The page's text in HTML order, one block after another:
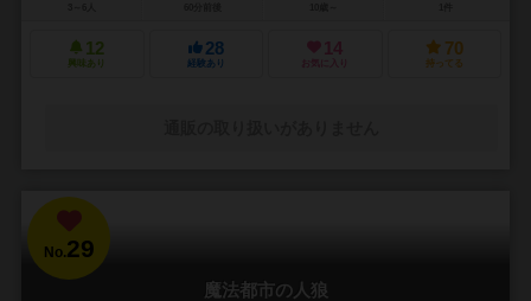
12
興味あり
28
経験あり
14
お気に入り
70
持ってる
No.29
魔法都市の人狼